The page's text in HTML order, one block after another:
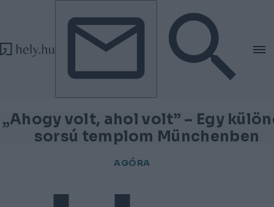
Tovább a tartalomhoz
Tovább a lábléchez
„Ahogy volt, ahol volt” – Egy
sorsú templom Münchenben
AGÓRA